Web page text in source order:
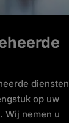
diensten
op uw
Wij nemen u